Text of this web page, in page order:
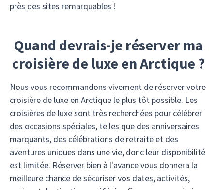
près des sites remarquables !
Quand devrais-je réserver ma
croisière de luxe en Arctique ?
Nous vous recommandons vivement de réserver votre
croisière de luxe en Arctique le plus tôt possible. Les
croisières de luxe sont très recherchées pour célébrer
des occasions spéciales, telles que des anniversaires
marquants, des célébrations de retraite et des
aventures uniques dans une vie, donc leur disponibilité
est limitée. Réserver bien à l'avance vous donnera la
meilleure chance de sécuriser vos dates, activités,